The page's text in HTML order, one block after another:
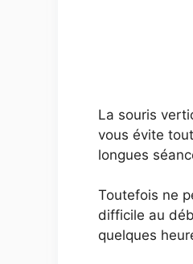
La souris
vous évite
longues
Toutefois ne
difficile au
quelques